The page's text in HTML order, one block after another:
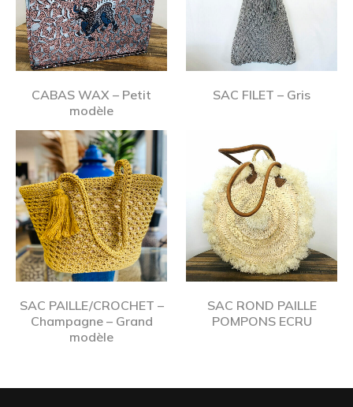
CABAS WAX – Petit
modèle
SAC FILET – Gris
SAC PAILLE/CROCHET –
Champagne – Grand
modèle
SAC ROND PAILLE
POMPONS ECRU